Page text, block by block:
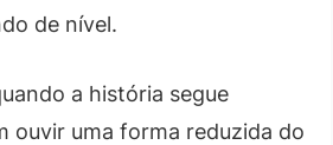
de nível.
a história segue
ouvir uma forma reduzida do